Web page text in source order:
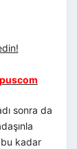
sonra da
kadar